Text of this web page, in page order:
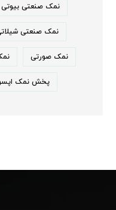
نمک صنعتی
نمک صنعتی
نمک صورتی
پخش نمک